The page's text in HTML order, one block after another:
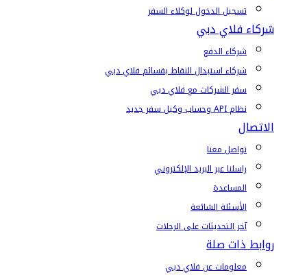
تسجيل الدخول لوكلاء السفر
شركاء فلاي دبي
شركاء الدفع
شركاء استبدال النقاط بقسائم فلاي دبي
سفر الشركات مع فلاي دبي
نظام API وحساب وكيل سفر جديد
الاتصال
تواصل معنا
راسلنا عبر البريد الإلكتروني
المساعدة
الأسئلة الشائعة
آخر التحديثات على الرحلات
روابط ذات صلة
معلومات عن فلاي دبي